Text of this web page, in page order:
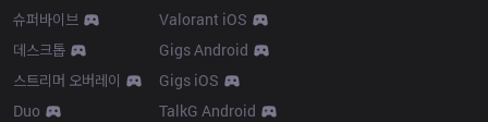
슈퍼바이브
데스크톱
스트리머 오버레이
Duo
Valorant iOS
Gigs Android
Gigs iOS
TalkG Android